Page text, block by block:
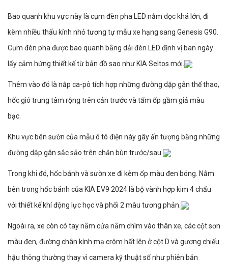
Bao quanh khu vực này là cụm đèn pha LED nằm dọc khá lớn, đi
kèm nhiều thấu kính nhỏ tương tự mẫu xe hạng sang Genesis G90.
Cụm đèn pha được bao quanh bằng dải đèn LED định vị ban ngày
lấy cảm hứng thiết kế từ bản đồ sao như KIA Seltos mới.
Thêm vào đó là nắp ca-pô tích hợp những đường dập gân thể thao,
hốc gió trung tâm rộng trên cản trước và tấm ốp gầm giả màu
bạc.
Khu vực bên sườn của mẫu ô tô điện này gây ấn tượng bằng những
đường dập gân sắc sảo trên chắn bùn trước/sau.
Trong khi đó, hốc bánh và sườn xe đi kèm ốp màu đen bóng. Nằm
bên trong hốc bánh của KIA EV9 2024 là bộ vành hợp kim 4 chấu
với thiết kế khí động lực học và phối 2 màu tương phản.
Ngoài ra, xe còn có tay nắm cửa nằm chìm vào thân xe, các cột sơn
màu đen, đường chân kính mạ crôm hất lên ở cột D và gương chiếu
hậu thông thường thay vì camera kỹ thuật số như phiên bản